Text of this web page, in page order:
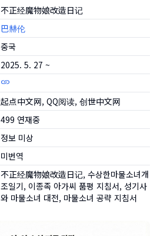
不正经魔物娘改造日记
巴赫伦
중국
2025. 5. 27 ~
起点中文网, QQ阅读, 创世中文网
499 연재중
정보 미상
미번역
不正经魔物娘改造日记, 수상한마물소녀개
조일기, 이종족 아가씨 품평 지침서, 성기사
와 마물소녀 대전, 마물소녀 공략 지침서